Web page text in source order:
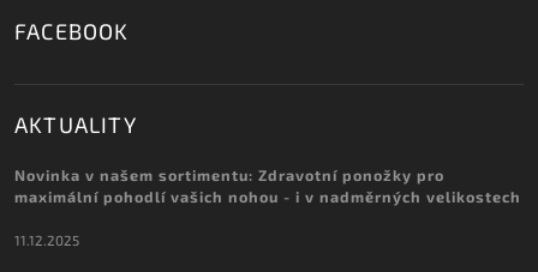
FACEBOOK
AKTUALITY
Novinka v našem sortimentu: Zdravotní ponožky pro
maximální pohodlí vašich nohou - i v nadměrných velikostech
11.12.2025